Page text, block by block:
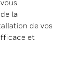
la
de vos
et